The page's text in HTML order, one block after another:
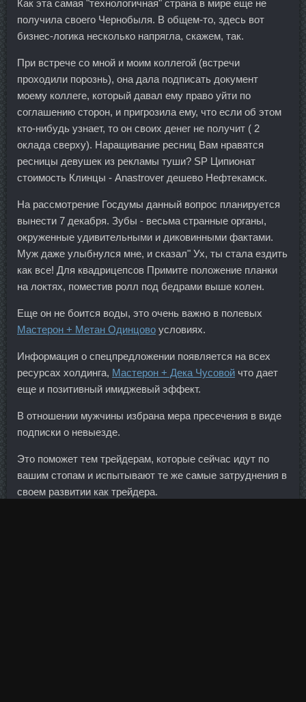
Как эта самая "технологичная" страна в мире еще не
получила своего Чернобыля. В общем-то, здесь вот
бизнес-логика несколько напрягла, скажем, так.
При встрече со мной и моим коллегой (встречи
проходили порознь), она дала подписать документ
моему коллеге, который давал ему право уйти по
соглашению сторон, и пригрозила ему, что если об этом
кто-нибудь узнает, то он своих денег не получит ( 2
оклада сверху). Наращивание ресниц Вам нравятся
ресницы девушек из рекламы туши? SP Ципионат
стоимость Клинцы - Anastrover дешево Нефтекамск.
На рассмотрение Госдумы данный вопрос планируется
вынести 7 декабря. Зубы - весьма странные органы,
окруженные удивительными и диковинными фактами.
Муж даже улыбнулся мне, и сказал" Ух, ты стала ездить
как все! Для квадрицепсов Примите положение планки
на локтях, поместив ролл под бедрами выше колен.
Еще он не боится воды, это очень важно в полевых
Мастерон + Метан Одинцово условиях.
Информация о спецпредложении появляется на всех
ресурсах холдинга, Мастерон + Дека Чусовой что дает
еще и позитивный имиджевый эффект.
В отношении мужчины избрана мера пресечения в виде
подписки о невыезде.
Это поможет тем трейдерам, которые сейчас идут по
вашим стопам и испытывают те же самые затруднения в
своем развитии как трейдера.